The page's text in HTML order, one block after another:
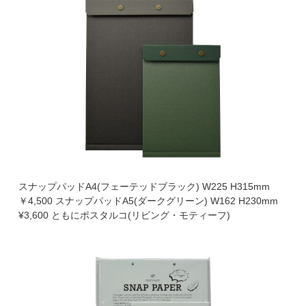
スナップパッドA4(フェーテッドブラック) W225 H315mm
￥4,500 スナップパッドA5(ダークグリーン) W162 H230mm
¥3,600 ともにポスタルコ(リビング・モティーフ)